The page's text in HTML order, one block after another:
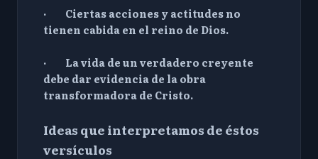
· Ciertas acciones y actitudes no
tienen cabida en el reino de Dios.
· La vida de un verdadero creyente
debe dar evidencia de la obra
transformadora de Cristo.
Ideas que interpretamos de éstos
versículos